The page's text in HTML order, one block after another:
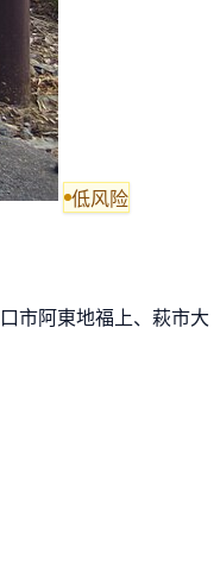
低风险
市阿東地福上、萩市大